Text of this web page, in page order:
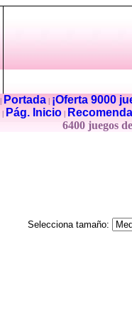
Portada|
¡Oferta 9000
Pág. Inicio
6400 juegos
Selecciona tamaño: